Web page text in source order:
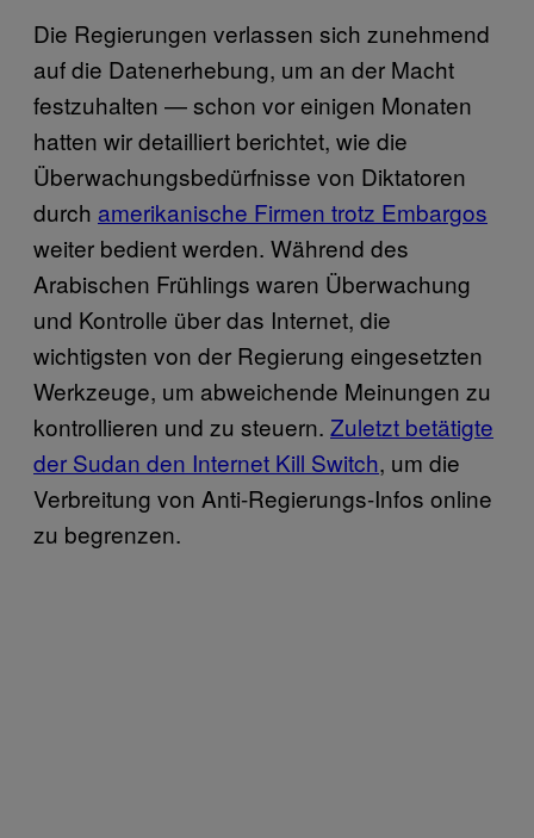
Die Regierungen verlassen sich zunehmend
auf die Datenerhebung, um an der Macht
festzuhalten — schon vor einigen Monaten
hatten wir detailliert berichtet, wie die
Überwachungsbedürfnisse von Diktatoren
durch amerikanische Firmen trotz Embargos
weiter bedient werden. Während des
Arabischen Frühlings waren Überwachung
und Kontrolle über das Internet, die
wichtigsten von der Regierung eingesetzten
Werkzeuge, um abweichende Meinungen zu
kontrollieren und zu steuern. Zuletzt betätigte
der Sudan den Internet Kill Switch, um die
Verbreitung von Anti-Regierungs-Infos online
zu begrenzen.